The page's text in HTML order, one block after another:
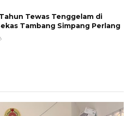
Tewas Tenggelam di
Tambang Simpang Perlang